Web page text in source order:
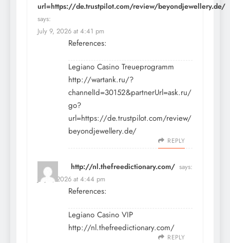
url=https://de.trustpilot.com/review/beyondjewellery.de/
says:
July 9, 2026 at 4:41 pm
References:
Legiano Casino Treueprogramm
http://wartank.ru/?
channelId=30152&partnerUrl=ask.ru/
go?
url=https://de.trustpilot.com/review/
beyondjewellery.de/
REPLY
http://nl.thefreedictionary.com/ says:
July 9, 2026 at 4:44 pm
References:
Legiano Casino VIP
http://nl.thefreedictionary.com/
REPLY